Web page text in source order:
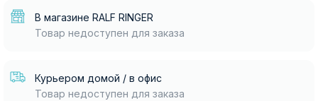
В магазине RALF RINGER
Товар недоступен для заказа
Курьером домой / в офис
Товар недоступен для заказа